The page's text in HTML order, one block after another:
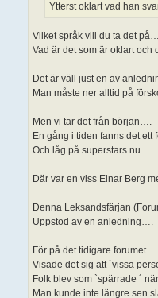
Ytterst oklart vad han
Vilket språk vill du ta det på….
Vad är det som är oklart och
Det är väll just en av
Man måste ner alltid på
Men vi tar det från början….
En gång i tiden fanns det ett
Och låg på superstars.nu
Där var en viss Einar Berg
Denna Leksandsfärjan
Uppstod av en anledning….
För på det tidigare forumet….
Visade det sig att `vissa
Folk blev som `spärrade ´
Man kunde inte längre sen